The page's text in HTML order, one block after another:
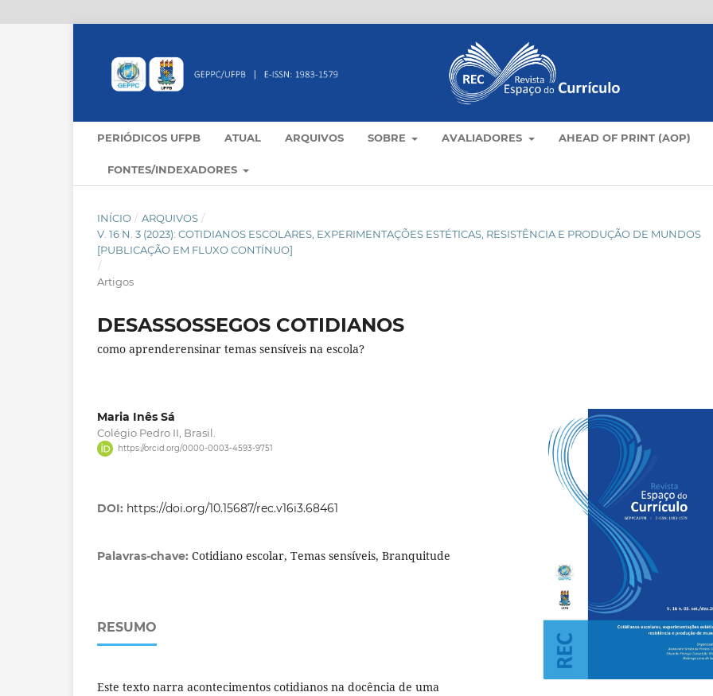
PERIÓDICOS UFPB ATUAL ARQUIVOS SOBRE AVALIADORES AHEAD OF PRINT (AOP)
FONTES/INDEXADORES
INÍCIO / ARQUIVOS /
V. 16 N. 3 (2023): COTIDIANOS ESCOLARES, EXPERIMENTAÇÕES ESTÉTICAS, RESISTÊNCIA E PRODUÇÃO DE MUNDOS
[PUBLICAÇÃO EM FLUXO CONTÍNUO]
/
Artigos
DESASSOSSEGOS COTIDIANOS
como aprenderensinar temas sensíveis na escola?
Maria Inês Sá
Colégio Pedro II, Brasil.
https://orcid.org/0000-0003-4593-9751
DOI: https://doi.org/10.15687/rec.v16i3.68461
Palavras-chave: Cotidiano escolar, Temas sensíveis, Branquitude
RESUMO
Este texto narra acontecimentos cotidianos na docência de uma